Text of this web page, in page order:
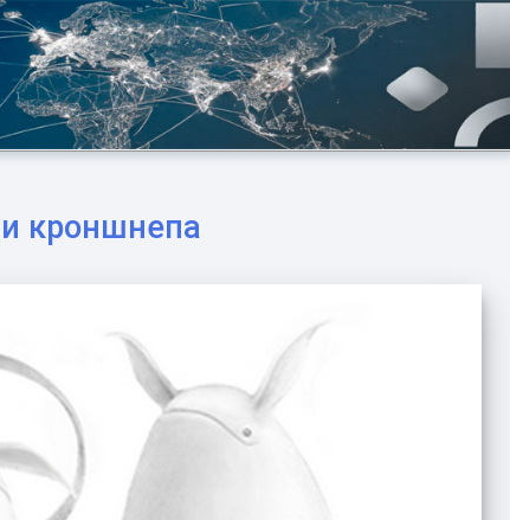
кроншнепа